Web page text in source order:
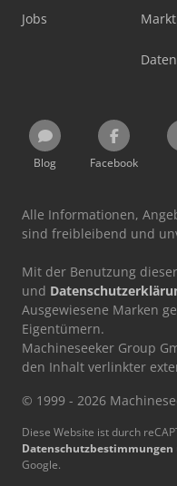
Jobs
Blog Facebook
Alle Informationen,
sind freibleibend und
Mit der Benutzung
und
Ausgewiesene Marken
Eigentümern.
Machineseeker Group
den Inhalt verlinkter
© 1999 - 2026
Diese Website ist durch
Datenschutzbestimmungen
Google.